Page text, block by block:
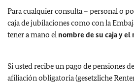
Para cualquier consulta – personal o
caja de jubilaciones como con la
tener a mano el nombre de su caja y
Si usted recibe un pago de pensiones
afiliación obligatoria (gesetzliche